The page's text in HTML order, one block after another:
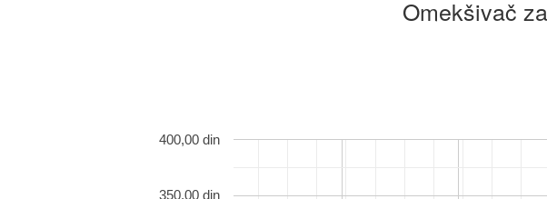
Omekšivač
350,00 din
400,00 din